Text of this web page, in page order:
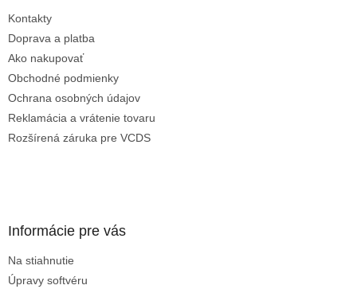
Kontakty
Doprava a platba
Ako nakupovať
Obchodné podmienky
Ochrana osobných údajov
Reklamácia a vrátenie tovaru
Rozšírená záruka pre VCDS
Informácie pre vás
Na stiahnutie
Úpravy softvéru